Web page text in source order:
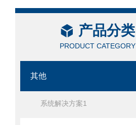
产品分类
PRODUCT CATEGORY
其他
系统解决方案1